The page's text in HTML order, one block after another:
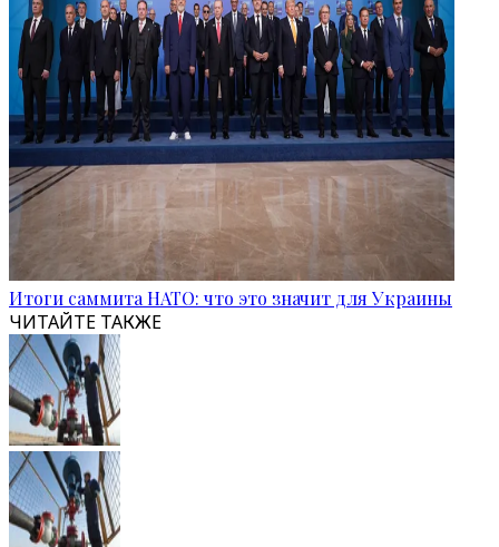
Итоги саммита НАТО: что это значит для Украины
ЧИТАЙТЕ ТАКЖЕ